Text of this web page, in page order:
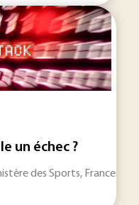
un échec ?
des Sports, France